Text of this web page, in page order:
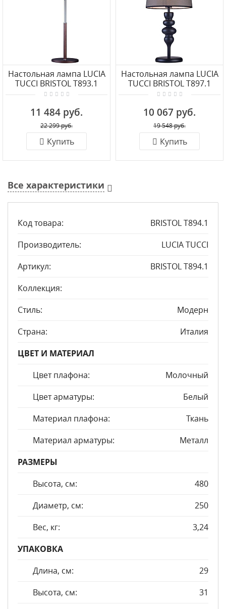
Настольная лампа LUCIA
TUCCI BRISTOL T893.1
11 484 руб.
22 299 руб.
Купить
Настольная лампа LUCIA
TUCCI BRISTOL T897.1
10 067 руб.
19 548 руб.
Купить
Все характеристики
Код товара:
BRISTOL T894.1
Производитель:
LUCIA TUCCI
Артикул:
BRISTOL T894.1
Коллекция:
Стиль:
Модерн
Страна:
Италия
ЦВЕТ И МАТЕРИАЛ
Цвет плафона:
Молочный
Цвет арматуры:
Белый
Материал плафона:
Ткань
Материал арматуры:
Металл
РАЗМЕРЫ
Высота, см:
480
Диаметр, см:
250
Вес, кг:
3,24
УПАКОВКА
Длина, см:
29
Высота, см:
31